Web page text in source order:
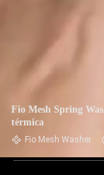
Fio Mesh Spring
térmica
Fio Mesh Washer